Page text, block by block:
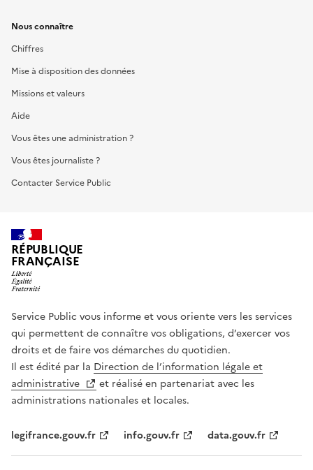
Nous connaître
Chiffres
Mise à disposition des données
Missions et valeurs
Aide
Vous êtes une administration ?
Vous êtes journaliste ?
Contacter Service Public
RÉPUBLIQUE
FRANÇAISE
Service Public vous informe et vous oriente vers les services
qui permettent de connaître vos obligations, d’exercer vos
droits et de faire vos démarches du quotidien.
Il est édité par la Direction de l’information légale et
administrative
et réalisé en partenariat avec les
administrations nationales et locales.
legifrance.gouv.fr info.gouv.fr data.gouv.fr